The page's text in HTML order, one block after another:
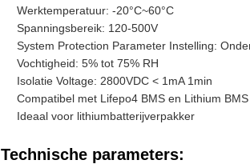
Werktemperatuur: -20°C~60°C
Spanningsbereik: 120-500V
System Protection Parameter Instelling:
Vochtigheid: 5% tot 75% RH
Isolatie Voltage: 2800VDC < 1mA 1min
Compatibel met Lifepo4 BMS en Lithium
Ideaal voor lithiumbatterijverpakker
Technische parameters: